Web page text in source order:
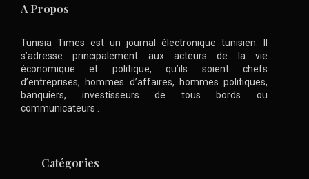
A Propos
Tunisia Times est un journal électronique tunisien. Il
s’adresse principalement aux acteurs de la vie
économique et politique, qu’ils soient chefs
d’entreprises, hommes d’affaires, hommes politiques,
banquiers, investisseurs de tous bords ou
communicateurs .
Catégories